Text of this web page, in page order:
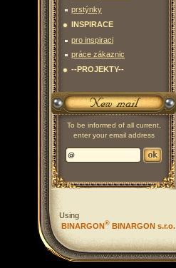
prstýnky
INSPIRACE
pro inspiraci
práce zákaznic
--PROJEKTY--
To be informed of all current,
enter your email address
Using
BINARGON® BINARGON s.r.o.